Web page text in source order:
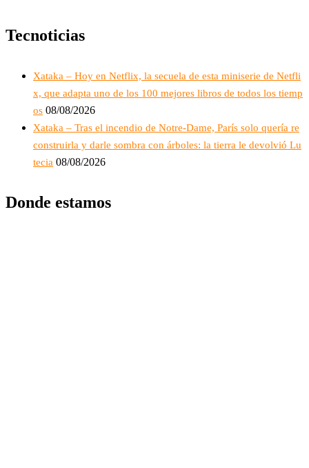
Tecnoticias
Xataka – Hoy en Netflix, la secuela de esta miniserie de Netfli
x, que adapta uno de los 100 mejores libros de todos los tiemp
os 08/08/2026
Xataka – Tras el incendio de Notre-Dame, París solo quería re
construirla y darle sombra con árboles: la tierra le devolvió Lu
tecia 08/08/2026
Donde estamos